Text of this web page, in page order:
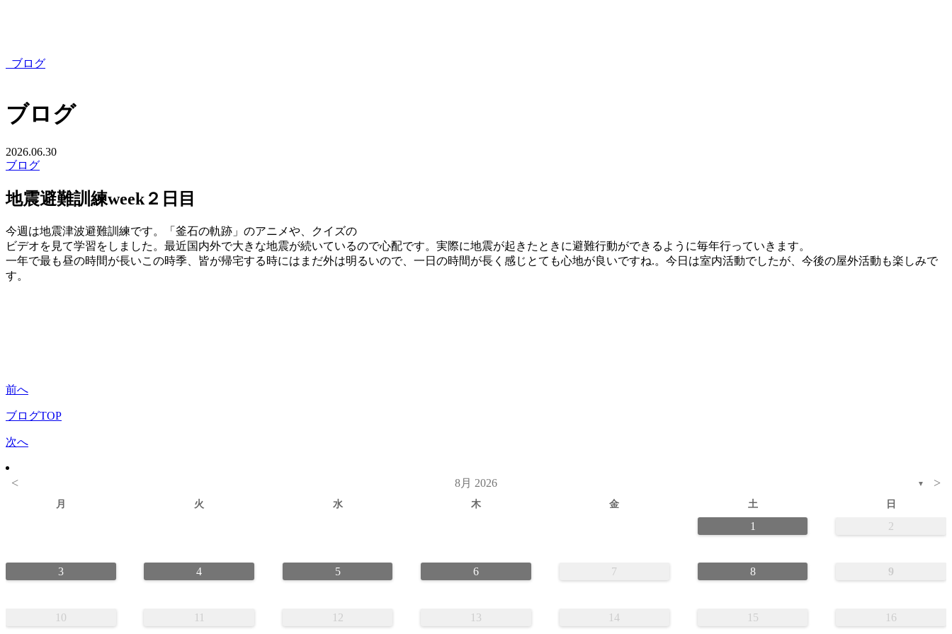
ブログ
ブログ
2026.06.30
ブログ
地震避難訓練week２日目
今週は地震津波避難訓練です。「釜石の軌跡」のアニメや、クイズの
ビデオを見て学習をしました。最近国内外で大きな地震が続いているので心配です。実際に地震が起きたときに避難行動ができるように毎年行っていきます。
一年で最も昼の時間が長いこの時季、皆が帰宅する時にはまだ外は明るいので、一日の時間が長く感じとても心地が良いですね.。今日は室内活動でしたが、今後の屋外活動も楽しみで
す。
前へ
ブログTOP
次へ
< 8月 2026 ▼ >
月 火 水 木 金 土 日
1 2
3 4 5 6 7 8 9
10 11 12 13 14 15 16